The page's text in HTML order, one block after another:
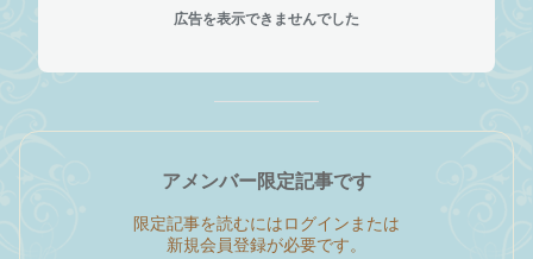
広告を表示できませんでした
アメンバー限定記事です
限定記事を読むにはログインまたは
新規会員登録が必要です。